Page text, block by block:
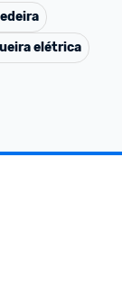
elétrica